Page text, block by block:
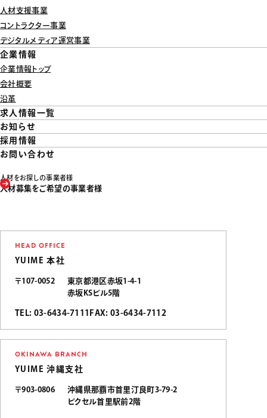
人材支援事業
コントラクター事業
デジタルメディア運営事業
企業情報
企業情報トップ
会社概要
沿革
求人情報一覧
お知らせ
採用情報
お問い合わせ
人材をお探しの事業者様
人材募集をご希望の事業者様
HEAD OFFICE
YUIME 本社
〒107-0052
東京都港区赤坂1-4-1
赤坂KSビル5階
TEL: 03-6434-7111 FAX: 03-6434-7112
OKINAWA BRANCH
YUIME 沖縄支社
〒903-0806
沖縄県那覇市首里汀良町3-79-2
ピクセル首里駅前2階